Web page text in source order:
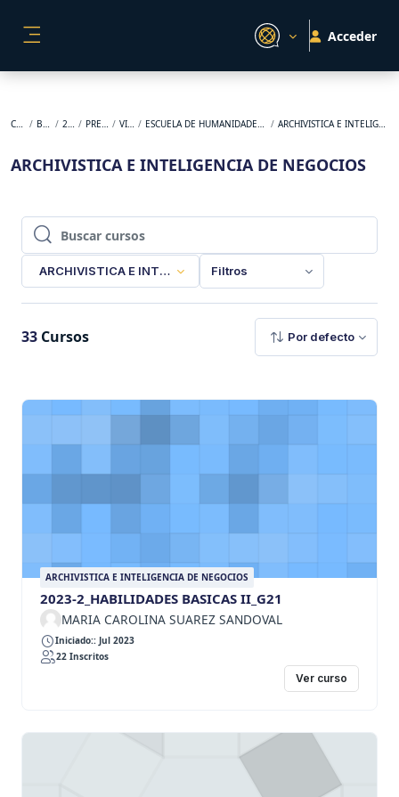
Acceder
Cursos BACKUP 2023-2 PREGRADO VIRTUAL ESCUELA DE HUMANIDADES Y ESTUDIOS SOCIALES ARCHIVISTICA E INTELIGENCIA DE NEGOCIOS
ARCHIVISTICA E INTELIGENCIA DE NEGOCIOS
Buscar cursos
Buscar cursos
ARCHIVISTICA E INTELIGENCIA DE NEGOCIOS
Filtros
33 Cursos Por defecto
ARCHIVISTICA E INTELIGENCIA DE NEGOCIOS
2023-2_HABILIDADES BASICAS II_G21
MARIA CAROLINA SUAREZ SANDOVAL
Iniciado:: Jul 2023
22 Inscritos
Ver curso